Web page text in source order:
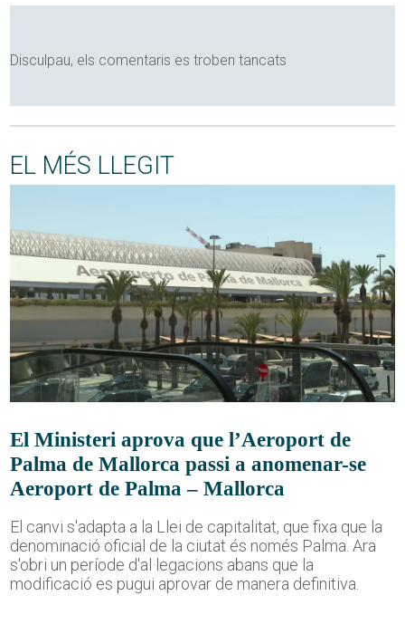
Disculpau, els comentaris es troben tancats
EL MÉS LLEGIT
El Ministeri aprova que l’Aeroport de
Palma de Mallorca passi a anomenar-se
Aeroport de Palma – Mallorca
El canvi s'adapta a la Llei de capitalitat, que fixa que la
denominació oficial de la ciutat és només Palma. Ara
s'obri un període d'al·legacions abans que la
modificació es pugui aprovar de manera definitiva.